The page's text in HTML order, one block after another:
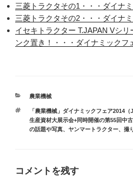
三菱トラクタその1・・・ダイナ
三菱トラクタその2・・・ダイナ
イセキトラクター T.JAPAN Vシ
ンク置き！・・・ダイナミックフ
カ
リ
ー
農業機械
タ
グ
「農業機械」ダイナミックフェア2014
生産資材大展示会+同時開催の第55回中古
の話題や写真、 ヤンマートラクター、 撮
コメントを残す